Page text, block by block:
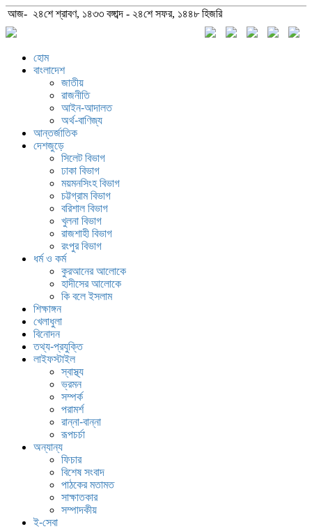
আজ- ২৪শে শ্রাবণ, ১৪৩৩ বঙ্গাব্দ - ২৪শে সফর, ১৪৪৮ হিজরি
হোম
বাংলাদেশ
জাতীয়
রাজনীতি
আইন-আদালত
অর্থ-বাণিজ্য
আন্তর্জাতিক
দেশজুড়ে
সিলেট বিভাগ
ঢাকা বিভাগ
ময়মনসিংহ বিভাগ
চট্টগ্রাম বিভাগ
বরিশাল বিভাগ
খুলনা বিভাগ
রাজশাহী বিভাগ
রংপুর বিভাগ
ধর্ম ও কর্ম
কুরআনের আলোকে
হাদীসের আলোকে
কি বলে ইসলাম
শিক্ষাঙ্গন
খেলাধুলা
বিনোদন
তথ্য-প্রযুক্তি
লাইফস্টাইল
স্বাস্থ্য
ভ্রমন
সম্পর্ক
পরামর্শ
রান্না-বান্না
রূপচর্চা
অন্যান্য
ফিচার
বিশেষ সংবাদ
পাঠকের মতামত
সাক্ষাতকার
সম্পাদকীয়
ই-সেবা